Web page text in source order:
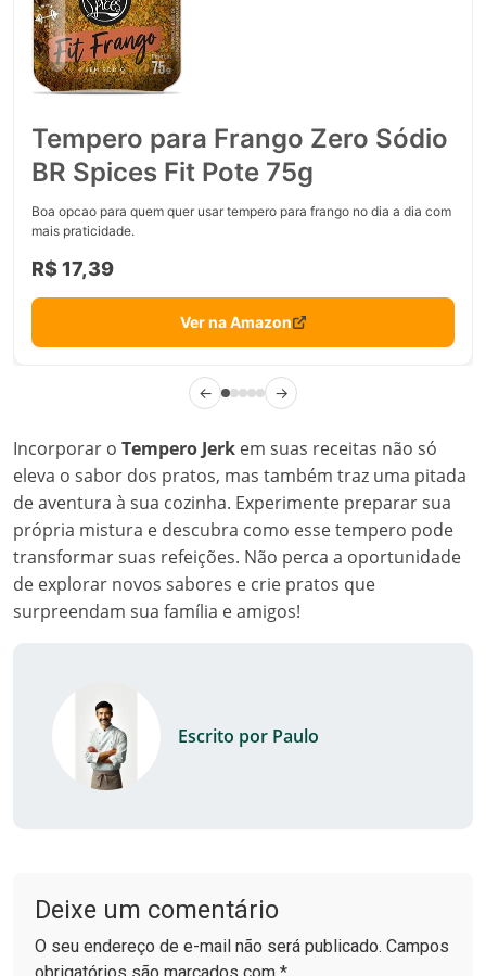
Tempero para Frango Zero Sódio
BR Spices Fit Pote 75g
Boa opcao para quem quer usar tempero para frango no dia a dia com
mais praticidade.
R$ 17,39
Ver na Amazon
← →
Incorporar o Tempero Jerk em suas receitas não só
eleva o sabor dos pratos, mas também traz uma pitada
de aventura à sua cozinha. Experimente preparar sua
própria mistura e descubra como esse tempero pode
transformar suas refeições. Não perca a oportunidade
de explorar novos sabores e crie pratos que
surpreendam sua família e amigos!
Escrito por Paulo
Deixe um comentário
O seu endereço de e-mail não será publicado. Campos